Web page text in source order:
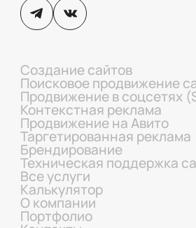
Создание сайтов
Поисковое продвижение
Продвижение в соцсетях
Контекстная реклама
Продвижение на Авито
Таргетированная реклама
Брендирование
Техническая поддержка
Все услуги
Калькулятор
О компании
Портфолио